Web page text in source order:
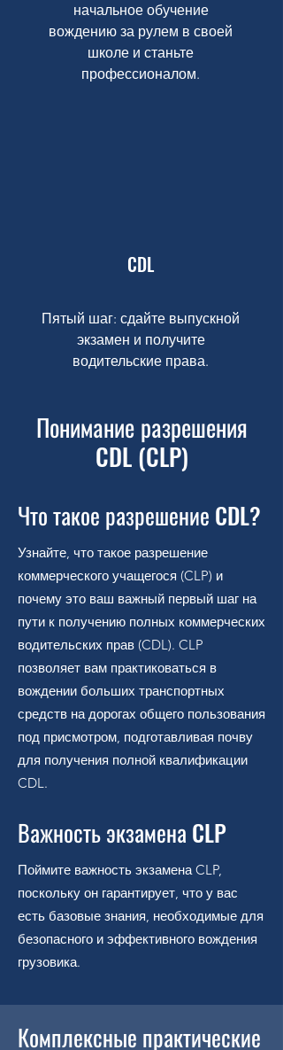
начальное обучение
вождению за рулем в своей
школе и станьте
профессионалом.
CDL
Пятый шаг: сдайте выпускной
экзамен и получите
водительские права.
Понимание разрешения
CDL (CLP)
Что такое разрешение CDL?
Узнайте, что такое разрешение
коммерческого учащегося (CLP) и
почему это ваш важный первый шаг на
пути к получению полных коммерческих
водительских прав (CDL). CLP
позволяет вам практиковаться в
вождении больших транспортных
средств на дорогах общего пользования
под присмотром, подготавливая почву
для получения полной квалификации
CDL.
Важность экзамена CLP
Поймите важность экзамена CLP,
поскольку он гарантирует, что у вас
есть базовые знания, необходимые для
безопасного и эффективного вождения
грузовика.
Комплексные практические